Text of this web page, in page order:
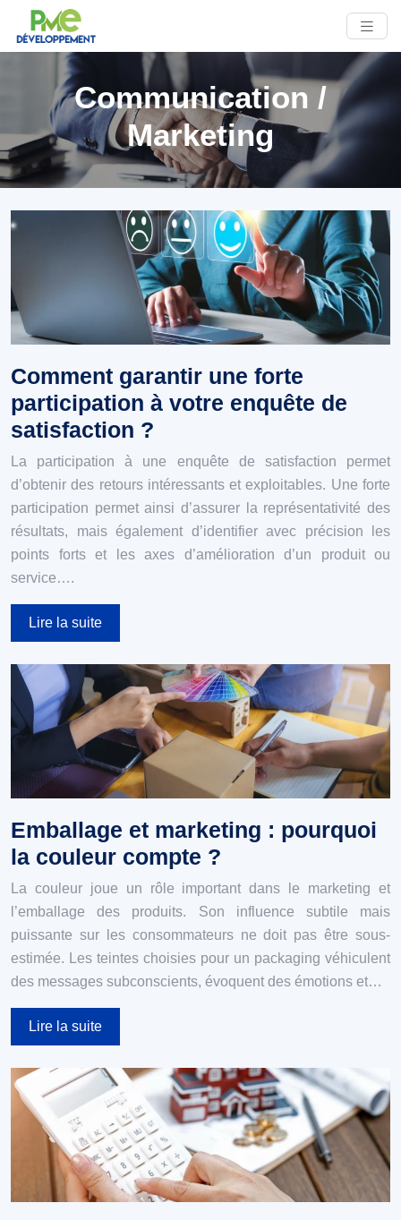
Communication /
Marketing
Comment garantir une forte
participation à votre enquête de
satisfaction ?
La participation à une enquête de satisfaction permet
d’obtenir des retours intéressants et exploitables. Une forte
participation permet ainsi d’assurer la représentativité des
résultats, mais également d’identifier avec précision les
points forts et les axes d’amélioration d’un produit ou
service….
Lire la suite
Emballage et marketing : pourquoi
la couleur compte ?
La couleur joue un rôle important dans le marketing et
l’emballage des produits. Son influence subtile mais
puissante sur les consommateurs ne doit pas être sous-
estimée. Les teintes choisies pour un packaging véhiculent
des messages subconscients, évoquent des émotions et…
Lire la suite